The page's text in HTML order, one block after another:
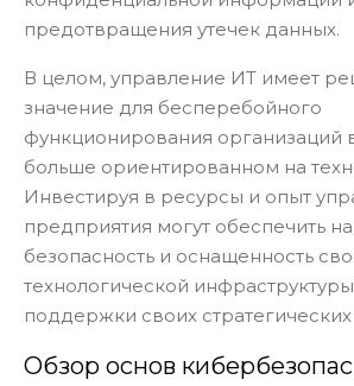
предотвращения утечек данных.
В целом, управление ИТ имеет
значение для бесперебойного
функционирования организаций
больше ориентированном на
Инвестируя в ресурсы и опыт
предприятия могут обеспечить
безопасность и оснащенность
технологической
поддержки своих
Обзор основ